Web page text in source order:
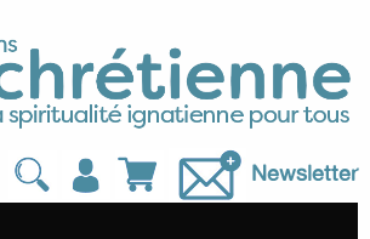
Newsletter